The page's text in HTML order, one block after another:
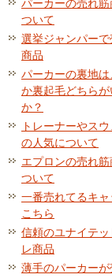
パーカーの売れ筋
ついて
選挙ジャンパー
商品
パーカーの裏地
か裏起毛どちらが
か？
トレーナーやスウ
の人気について
エプロンの売れ筋
ついて
一番売れてるキャ
こちら
信頼のユナイテッ
レ商品
薄手のパーカーが